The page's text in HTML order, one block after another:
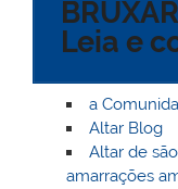
l
Leia e
a
Altar Blog
Altar de
amarrações